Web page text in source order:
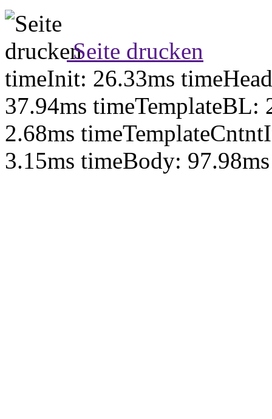
Seite drucken
timeInit: 26.33ms
37.94ms timeTemplateBL:
2.68ms
3.15ms timeBody: